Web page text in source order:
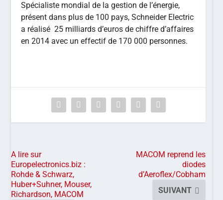
Spécialiste mondial de la gestion de l’énergie,
présent dans plus de 100 pays, Schneider Electric
a réalisé 25 milliards d’euros de chiffre d’affaires
en 2014 avec un effectif de 170 000 personnes.
A lire sur
Europelectronics.biz :
Rohde & Schwarz,
Huber+Suhner, Mouser,
Richardson, MACOM
MACOM reprend les
diodes
d’Aeroflex/Cobham
SUIVANT